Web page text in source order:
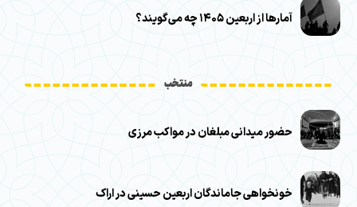
آمارها از اربعین ۱۴۰۵ چه می‌گویند؟
منتخب
حضور میدانی مبلغان در مواکب مرزی
خونخواهی جاماندگان اربعین حسینی در اراک